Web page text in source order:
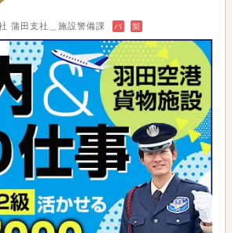
蒲田支社＿施設警備課 バ 契